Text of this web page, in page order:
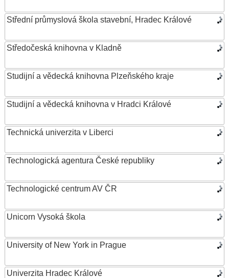
Střední průmyslová škola stavební, Hradec Králové
Středočeská knihovna v Kladně
Studijní a vědecká knihovna Plzeňského kraje
Studijní a vědecká knihovna v Hradci Králové
Technická univerzita v Liberci
Technologická agentura České republiky
Technologické centrum AV ČR
Unicorn Vysoká škola
University of New York in Prague
Univerzita Hradec Králové